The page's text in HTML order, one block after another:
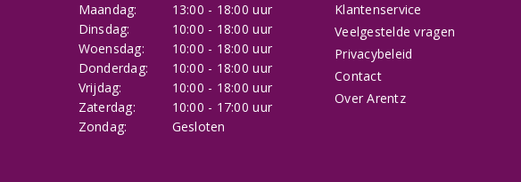
Maandag:
13:00 - 18:00 uur
Dinsdag:
10:00 - 18:00 uur
Woensdag:
10:00 - 18:00 uur
Donderdag:
10:00 - 18:00 uur
Vrijdag:
10:00 - 18:00 uur
Zaterdag:
10:00 - 17:00 uur
Zondag:
Gesloten
Klantenservice
Veelgestelde vragen
Privacybeleid
Contact
Over Arentz